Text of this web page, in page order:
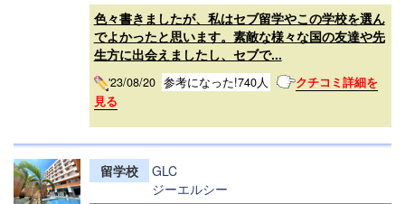
色々書きましたが、私はセブ留学やこの学校を選ん
でよかったと思います。素敵な様々な国の友達や先
生方に出会えましたし、セブで...
'23/08/20 参考になった!740人
クチコミ詳細を
見る
留学校
GLC
ジーエルシー